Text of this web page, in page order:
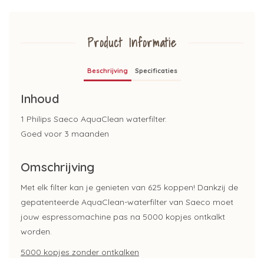
Product Informatie
Beschrijving Specificaties
Inhoud
1 Philips Saeco AquaClean waterfilter.
Goed voor 3 maanden
Omschrijving
Met elk filter kan je genieten van 625 koppen! Dankzij de
gepatenteerde AquaClean-waterfilter van Saeco moet
jouw espressomachine pas na 5000 kopjes ontkalkt
worden.
5000 kopjes zonder ontkalken